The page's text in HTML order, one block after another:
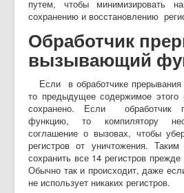
путем, чтобы минимизировать
сохранению и восстановлению
Обработчик
вызывающий
Если в обработчике прерывания
то предыдущее содержимое этого
сохранено. Если обработчик
функцию, то компилятору
соглашение о вызовах, чтобы
регистров от уничтожения.
сохранить все 14 регистров
Обычно так и происходит, даже
не использует никаких регистров.